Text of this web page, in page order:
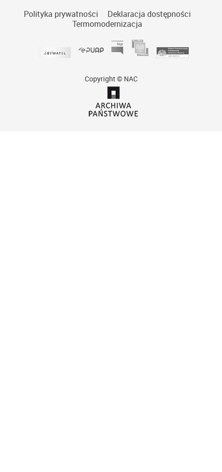
Polityka prywatności
Deklaracja dostępności
Termomodernizacja
Copyright © NAC